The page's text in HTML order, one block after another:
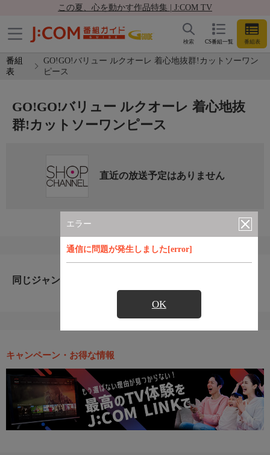
この夏、心を動かす作品特集 | J:COM TV
CS番組一覧 番組表
検索
番組
表
GO!GO!バリュー ルクオーレ 着心地抜群!カットソーワン
ピース
エラー
通信に問題が発生しました[error]
OK
GO!GO!バリュー ルクオーレ 着心地抜
群!カットソーワンピース
直近の放送予定はありません
同じジャンルのおすすめ番組
キャンペーン・お得な情報